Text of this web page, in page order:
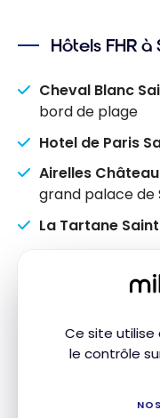
Ce site utilise
le contrôle
Hôtels FHR
Cheval Blanc
bord de plage
Hotel de Paris
Airelles
grand palace de
La Tartane
Autres
Waldorf Astoria
Face au
Mondrian
contemporain